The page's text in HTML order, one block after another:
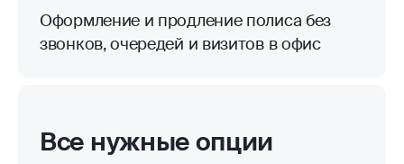
Оформление и продление полиса без
звонков, очередей и визитов в офис
Все нужные опции